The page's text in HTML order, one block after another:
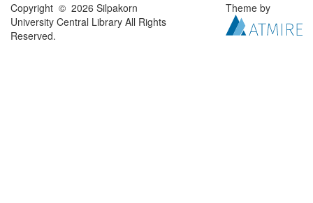
Copyright © 2026 Silpakorn
University Central Library All Rights
Reserved.
Theme by